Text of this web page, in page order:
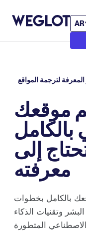
AR
لترجمة المواقع
موقعك
بالكامل
إلى
معرفته
بالكامل بخطوات
وتقنيات الذكاء